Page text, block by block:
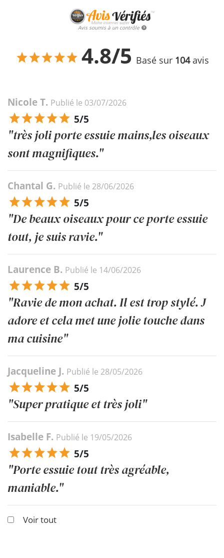
Avis soumis à un contrôle
4.8/5 Basé sur 104avis
Nicole T. Publié le 03/07/2026
5/5
"très joli porte essuie mains,les oiseaux
sont magnifiques."
Chantal G. Publié le 28/06/2026
5/5
"De beaux oiseaux pour ce porte essuie
tout, je suis ravie."
Laurence B. Publié le 14/06/2026
5/5
"Ravie de mon achat. Il est trop stylé. J
adore et cela met une jolie touche dans
ma cuisine"
Jacqueline J. Publié le 28/05/2026
5/5
"Super pratique et très joli"
Isabelle F. Publié le 19/05/2026
5/5
"Porte essuie tout très agréable,
maniable."
Voir tout